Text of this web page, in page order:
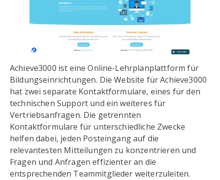
Achieve3000 ist eine Online-Lehrplanplattform für
Bildungseinrichtungen. Die Website für Achieve3000
hat zwei separate Kontaktformulare, eines für den
technischen Support und ein weiteres für
Vertriebsanfragen. Die getrennten
Kontaktformulare für unterschiedliche Zwecke
helfen dabei, jeden Posteingang auf die
relevantesten Mitteilungen zu konzentrieren und
Fragen und Anfragen effizienter an die
entsprechenden Teammitglieder weiterzuleiten.